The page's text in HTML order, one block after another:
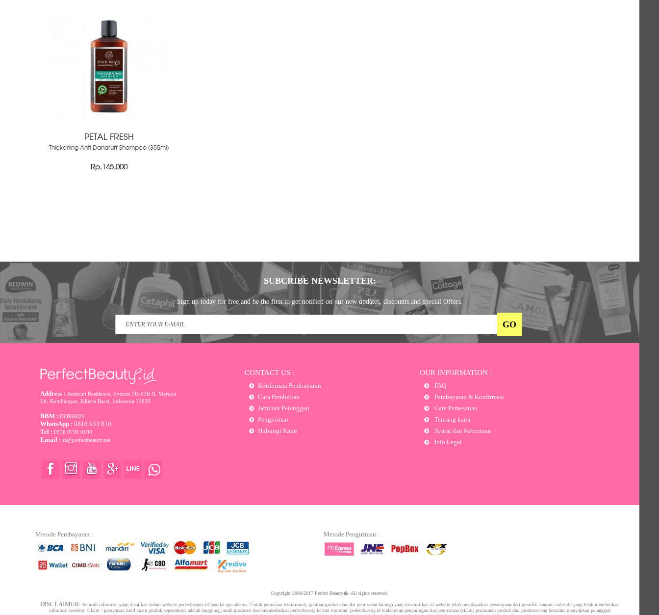
PETAL FRESH
Thickening Anti-Dandruff Shampoo (355ml)
Rp.145,000
SUBCRIBE NEWSLETTER:
Sign up today for free and be the first to get notified on our new updates, discounts and special Offers.
Address : Belmont Residence, Everest TH-03B JL Meruya
Ilir, Kembangan, Jakarta Barat Indonesia 11630
BBM : D0B69029
WhatsApp : 0816 933 810
Tel : 0838 9798 0108
Email : cs@perfectbeauty.me
CONTACT US :
Konfirmasi Pembayaran
Cara Pembelian
Jaminan Pelanggan
Pengiriman
Hubungi Kami
OUR INFORMATION :
FAQ
Pembayaran & Konfirmasi
Cara Pemesanan
Tentang kami
Syarat dan Ketentuan
Info Legal
Metode Pembayaran : Metode Pengiriman :
Copyright 2000-2017 Perfect Beauty�. All rights reserved.
DISCLAIMER: Seluruh informasi yang disajikan dalam website perfectbeauty.id bersifat apa adanya. Untuk penyajian testimonial, gambar-gambar dan alat pemasaran lainnya yang ditampilkan di website telah mendapatkan persetujuan dari pemilik ataupun individu yang telah memberikan
informasi tersebut. Claim / pernyataan hasil suatu produk sepenuhnya adalah tanggung jawab produsen dan membebaskan perfectbeauty.id dari tuntutan. perfectbeauty.id melakukan penyaringan tiap pernyataan (claim) pemasaran produk dari produsen dan berusaha menyajikan pelanggan